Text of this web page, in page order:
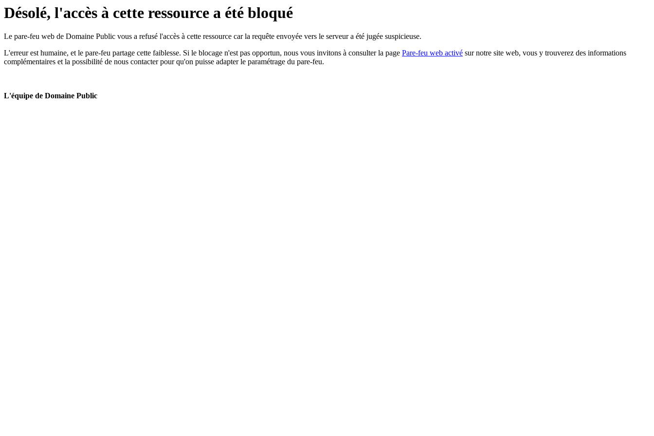
Désolé, l'accès à cette ressource a été bloqué
Le pare-feu web de Domaine Public vous a refusé l'accès à cette ressource car la requête envoyée vers le serveur a été jugée suspicieuse.
L'erreur est humaine, et le pare-feu partage cette faiblesse. Si le blocage n'est pas opportun, nous vous invitons à consulter la page Pare-feu web activé sur notre site web, vous y trouverez des informations
complémentaires et la possibilité de nous contacter pour qu'on puisse adapter le paramétrage du pare-feu.
L'équipe de Domaine Public